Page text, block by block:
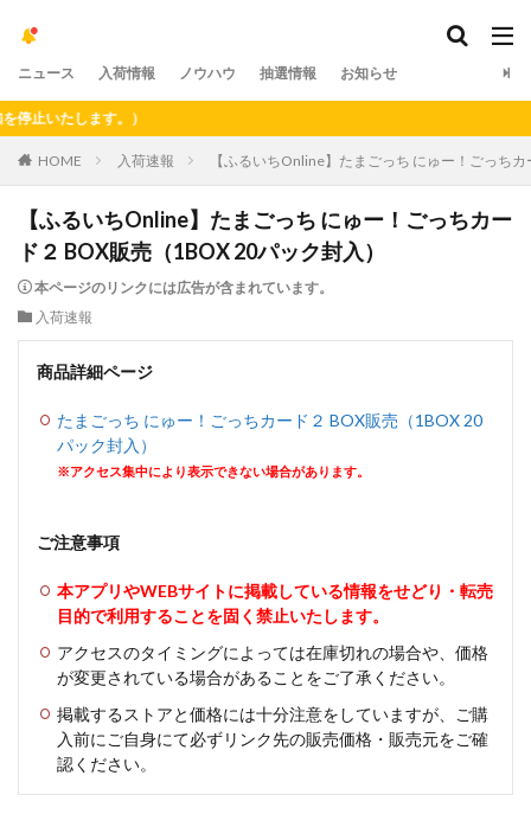
ニュース 入荷情報 ノウハウ 抽選情報 お知らせ
たします。）
HOME 入荷速報 【ふるいちOnline】たまごっち にゅー！ごっち
【ふるいちOnline】たまごっち にゅー！ごっちカー
ド２ BOX販売（1BOX 20パック封入）
本ページのリンクには広告が含まれています。
入荷速報
商品詳細ページ
たまごっち にゅー！ごっちカード２ BOX販売（1BOX 20
パック封入）
※アクセス集中により表示できない場合があります。
ご注意事項
本アプリやWEBサイトに掲載している情報をせどり・転売
目的で利用することを固く禁止いたします。
アクセスのタイミングによっては在庫切れの場合や、価格
が変更されている場合があることをご了承ください。
掲載するストアと価格には十分注意をしていますが、ご購
入前にご自身にて必ずリンク先の販売価格・販売元をご確
認ください。